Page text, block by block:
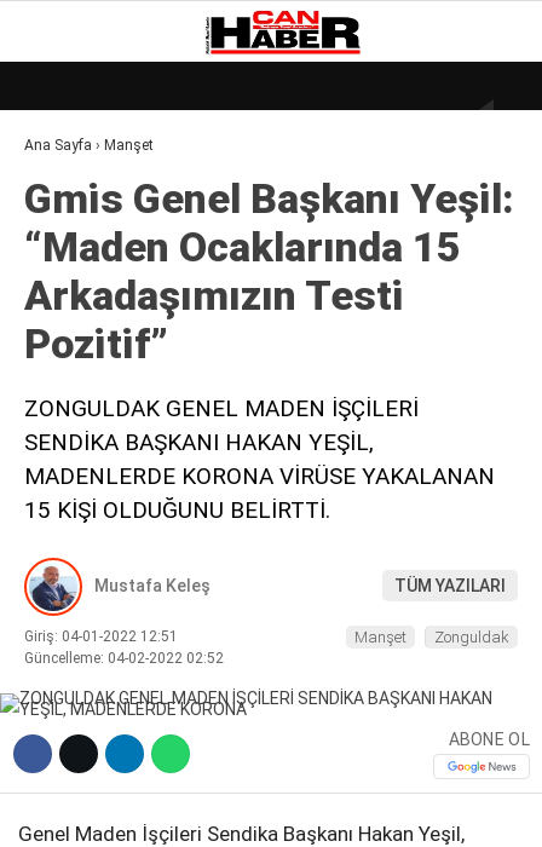
WhatsApp İhbar Hattı
25.5°
GALERİ
DÜNYA
EKONOMI
GÜNDEM
KÜLÜR – SANAT
SAĞLIK
POLITIKA
DIĞER
Ana Sayfa › Manşet
Gmi̇s Genel Başkanı Yeşi̇l:
“Maden Ocaklarında 15
Arkadaşımızın Testi̇
Pozi̇ti̇f”
ZONGULDAK GENEL MADEN İŞÇİLERİ
SENDİKA BAŞKANI HAKAN YEŞİL,
MADENLERDE KORONA VİRÜSE YAKALANAN
15 KİŞİ OLDUĞUNU BELİRTTİ.
Mustafa Keleş TÜM YAZILARI
Giriş: 04-01-2022 12:51
Güncelleme: 04-02-2022 02:52
Manşet Zonguldak
ABONE OL
Genel Maden İşçileri Sendika Başkanı Hakan Yeşil,